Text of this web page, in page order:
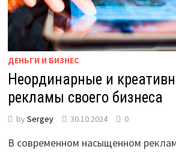
ДЕНЬГИ И БИЗНЕС
Неординарные и
рекламы своего бизнеса
by Sergey 30.10.2024 0
В современном насыщенном